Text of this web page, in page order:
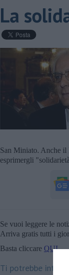
La
San Miniato. Anche il
esprimergli
Se vuoi leggere le
Arriva gratis tutti i
Basta cliccare QUI
Ti potrebbe